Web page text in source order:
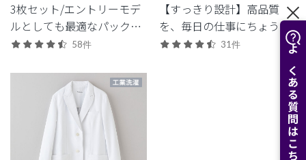
よくある質問はこちら
3枚セット/エントリーモデ
ルとしても最適なパックシ
リーズ。
58件
【すっきり設計】高品質
を、毎日の仕事にちょうど
よく。日常使いしやすいプ
31件